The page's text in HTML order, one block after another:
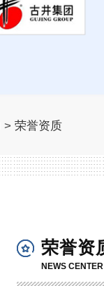
> 荣誉资质
荣誉资
NEWS CENTER